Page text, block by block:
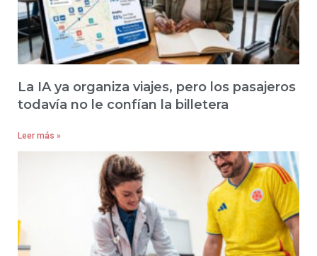
La IA ya organiza viajes, pero los pasajeros
todavía no le confían la billetera
Leer más »